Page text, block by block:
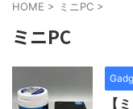
HOME > ミニPC >
ミニPC
【